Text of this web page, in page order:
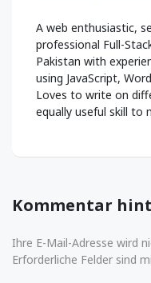
A web enthusiastic,
professional Full-
Pakistan with
using JavaScript,
Loves to write on
equally useful skill to
Kommentar
Ihre E-Mail-Adresse wird
Erforderliche Felder sind